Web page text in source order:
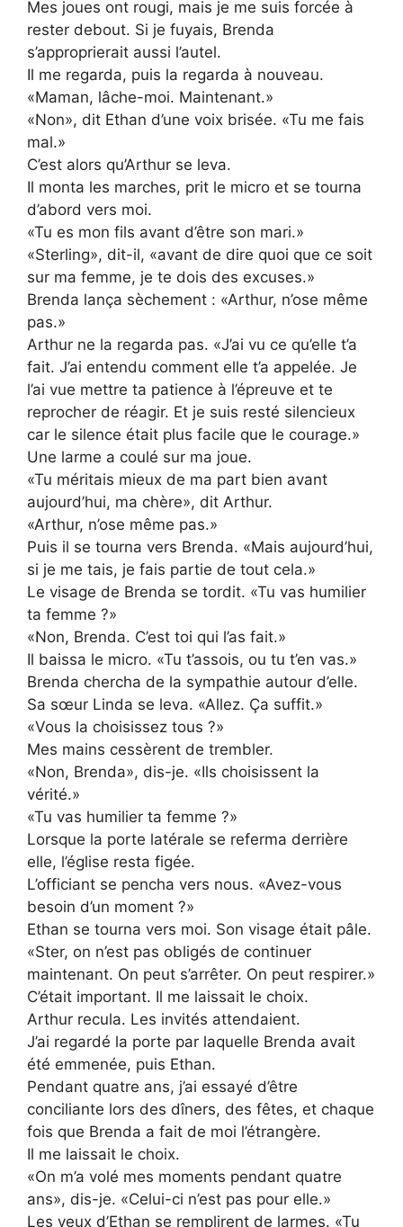
Mes joues ont rougi, mais je me suis forcée à
rester debout. Si je fuyais, Brenda
s’approprierait aussi l’autel.
Il me regarda, puis la regarda à nouveau.
«Maman, lâche-moi. Maintenant.»
«Non», dit Ethan d’une voix brisée. «Tu me fais
mal.»
C’est alors qu’Arthur se leva.
Il monta les marches, prit le micro et se tourna
d’abord vers moi.
«Tu es mon fils avant d’être son mari.»
«Sterling», dit-il, «avant de dire quoi que ce soit
sur ma femme, je te dois des excuses.»
Brenda lança sèchement : «Arthur, n’ose même
pas.»
Arthur ne la regarda pas. «J’ai vu ce qu’elle t’a
fait. J’ai entendu comment elle t’a appelée. Je
l’ai vue mettre ta patience à l’épreuve et te
reprocher de réagir. Et je suis resté silencieux
car le silence était plus facile que le courage.»
Une larme a coulé sur ma joue.
«Tu méritais mieux de ma part bien avant
aujourd’hui, ma chère», dit Arthur.
«Arthur, n’ose même pas.»
Puis il se tourna vers Brenda. «Mais aujourd’hui,
si je me tais, je fais partie de tout cela.»
Le visage de Brenda se tordit. «Tu vas humilier
ta femme ?»
«Non, Brenda. C’est toi qui l’as fait.»
Il baissa le micro. «Tu t’assois, ou tu t’en vas.»
Brenda chercha de la sympathie autour d’elle.
Sa sœur Linda se leva. «Allez. Ça suffit.»
«Vous la choisissez tous ?»
Mes mains cessèrent de trembler.
«Non, Brenda», dis-je. «Ils choisissent la
vérité.»
«Tu vas humilier ta femme ?»
Lorsque la porte latérale se referma derrière
elle, l’église resta figée.
L’officiant se pencha vers nous. «Avez-vous
besoin d’un moment ?»
Ethan se tourna vers moi. Son visage était pâle.
«Ster, on n’est pas obligés de continuer
maintenant. On peut s’arrêter. On peut respirer.»
C’était important. Il me laissait le choix.
Arthur recula. Les invités attendaient.
J’ai regardé la porte par laquelle Brenda avait
été emmenée, puis Ethan.
Pendant quatre ans, j’ai essayé d’être
conciliante lors des dîners, des fêtes, et chaque
fois que Brenda a fait de moi l’étrangère.
Il me laissait le choix.
«On m’a volé mes moments pendant quatre
ans», dis-je. «Celui-ci n’est pas pour elle.»
Les yeux d’Ethan se remplirent de larmes. «Tu